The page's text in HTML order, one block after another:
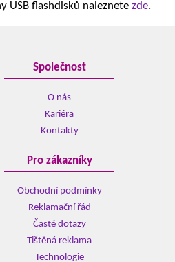
USB flashdisků naleznete zde.
Společnost
O nás
Kariéra
Kontakty
Pro zákazníky
Obchodní podmínky
Reklamační řád
Časté dotazy
Tištěná reklama
Technologie